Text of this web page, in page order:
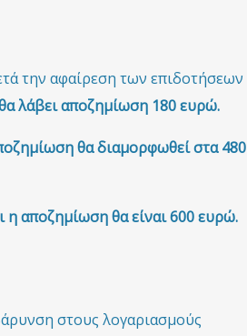
την αφαίρεση των επιδοτήσεων
λάβει αποζημίωση 180 ευρώ.
θα διαμορφωθεί στα 480
η αποζημίωση θα είναι 600 ευρώ.
στους λογαριασμούς